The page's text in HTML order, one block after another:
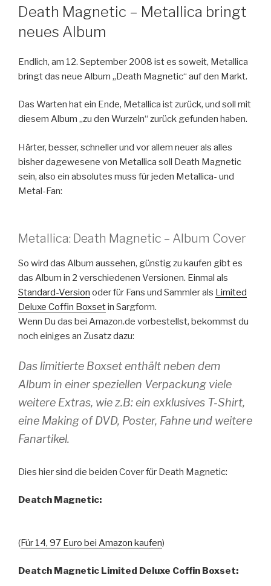
AM
Death Magnetic – Metallica bringt
neues Album
Endlich, am 12. September 2008 ist es soweit, Metallica
bringt das neue Album „Death Magnetic“ auf den Markt.
Das Warten hat ein Ende, Metallica ist zurück, und soll mit
diesem Album „zu den Wurzeln“ zurück gefunden haben.
Härter, besser, schneller und vor allem neuer als alles
bisher dagewesene von Metallica soll Death Magnetic
sein, also ein absolutes muss für jeden Metallica- und
Metal-Fan:
Metallica: Death Magnetic – Album Cover
So wird das Album aussehen, günstig zu kaufen gibt es
das Album in 2 verschiedenen Versionen. Einmal als
Standard-Version oder für Fans und Sammler als Limited
Deluxe Coffin Boxsetin Sargform.
Wenn Du das bei Amazon.de vorbestellst, bekommst du
noch einiges an Zusatz dazu:
Das limitierte Boxset enthält neben dem
Album in einer speziellen Verpackung viele
weitere Extras, wie z.B: ein exklusives T-Shirt,
eine Making of DVD, Poster, Fahne und weitere
Fanartikel.
Dies hier sind die beiden Cover für Death Magnetic:
Deatch Magnetic:
(Für 14, 97 Euro bei Amazon kaufen)
Deatch Magnetic Limited Deluxe Coffin Boxset: